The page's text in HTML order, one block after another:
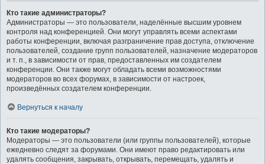
Кто такие администраторы?
Администраторы — это пользователи, наделённые высшим уровнем
контроля над конференцией. Они могут управлять всеми аспектами
работы конференции, включая разграничение прав доступа, отключение
пользователей, создание групп пользователей, назначение модераторов
и т. п., в зависимости от прав, предоставленных им создателем
конференции. Они также могут обладать всеми возможностями
модераторов во всех форумах, в зависимости от настроек,
произведённых создателем конференции.
Вернуться к началу
Кто такие модераторы?
Модераторы — это пользователи (или группы пользователей), которые
ежедневно следят за форумами. Они имеют право редактировать или
удалять сообщения, закрывать, открывать, перемещать, удалять и